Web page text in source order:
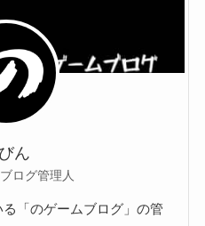
ん
ログ管理人
「のゲームブログ」の管